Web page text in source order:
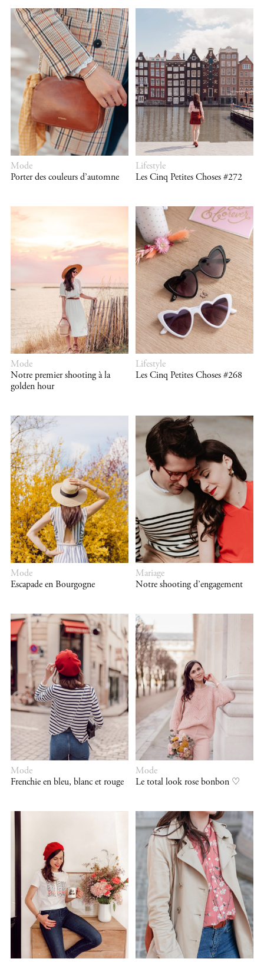
Mode
Porter des couleurs d’automne
Lifestyle
Les Cinq Petites Choses #272
Mode
Notre premier shooting à la
golden hour
Lifestyle
Les Cinq Petites Choses #268
Mode
Escapade en Bourgogne
Mariage
Notre shooting d’engagement
Mode
Frenchie en bleu, blanc et rouge
Mode
Le total look rose bonbon ♡